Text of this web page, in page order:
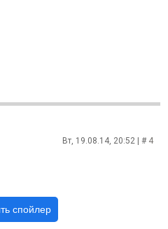
Вт, 19.08.14, 20:52 | # 4